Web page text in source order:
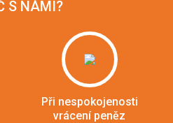
S NÁMI?
Při nespokojenosti
vrácení peněz